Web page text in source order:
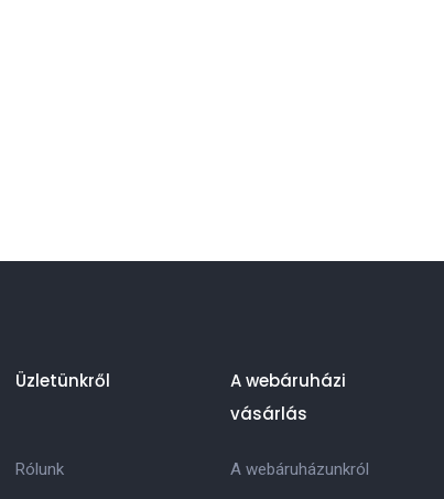
Üzletünkről
Rólunk
A webáruházi
vásárlás
A webáruházunkról